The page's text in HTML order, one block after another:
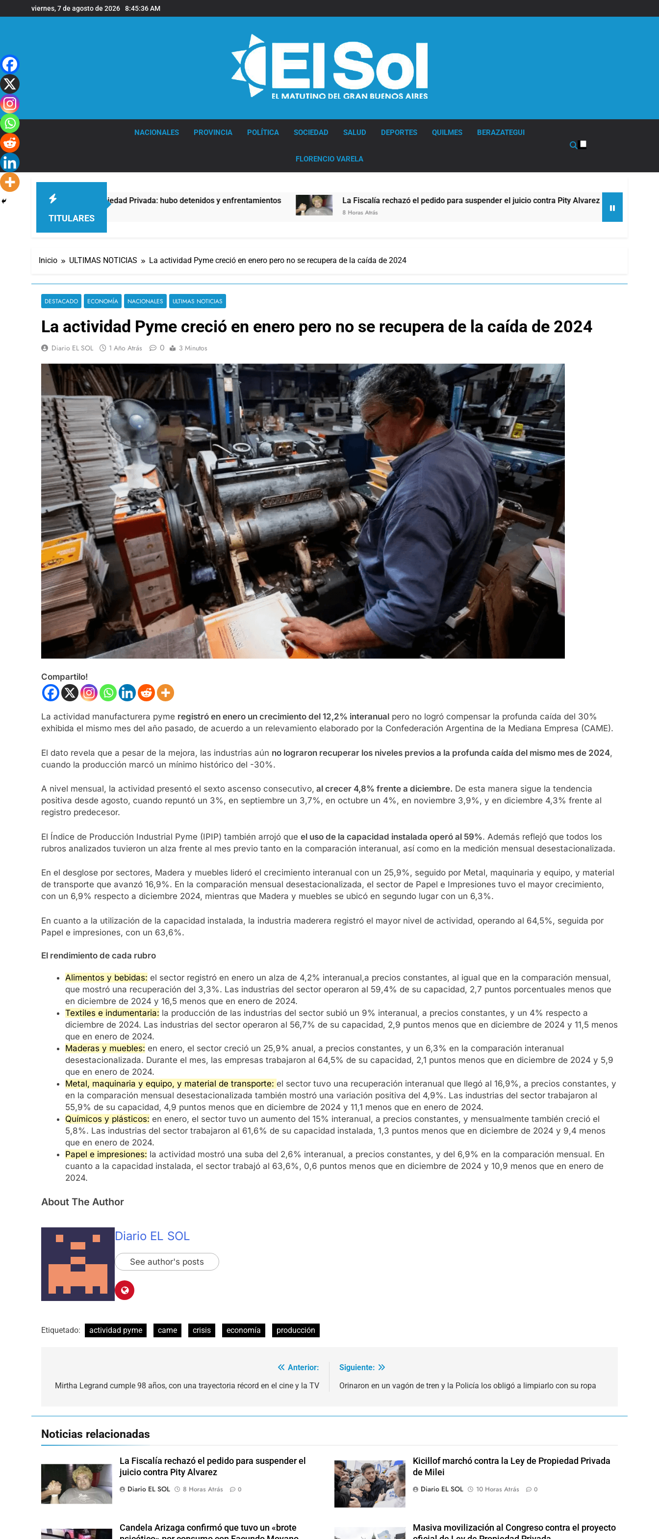
al
viernes, 7 de agosto de 2026 8:45:37 AM
NACIONALES PROVINCIA POLÍTICA SOCIEDAD SALUD DEPORTES QUILMES BERAZATEGUI
FLORENCIO VARELA
TITULARES
la Ley de Propiedad Privada: hubo detenidos y enfrentamientos La Fiscalía rechazó el pedido para suspender el juicio contra Pity Alvarez
8 Horas Atrás 9 Horas Atrás
Inicio ULTIMAS NOTICIAS La actividad Pyme creció en enero pero no se recupera de la caída de 2024
DESTACADO ECONOMÍA NACIONALES ULTIMAS NOTICIAS
La actividad Pyme creció en enero pero no se recupera de la caída de 2024
Diario EL SOL 1 Año Atrás 0 3 Minutos
Compartilo!
La actividad manufacturera pyme registró en enero un crecimiento del 12,2% interanual pero no logró compensar la profunda caída del 30%
exhibida el mismo mes del año pasado, de acuerdo a un relevamiento elaborado por la Confederación Argentina de la Mediana Empresa (CAME).
El dato revela que a pesar de la mejora, las industrias aún no lograron recuperar los niveles previos a la profunda caída del mismo mes de 2024,
cuando la producción marcó un mínimo histórico del -30%.
A nivel mensual, la actividad presentó el sexto ascenso consecutivo, al crecer 4,8% frente a diciembre. De esta manera sigue la tendencia
positiva desde agosto, cuando repuntó un 3%, en septiembre un 3,7%, en octubre un 4%, en noviembre 3,9%, y en diciembre 4,3% frente al
registro predecesor.
El Índice de Producción Industrial Pyme (IPIP) también arrojó que el uso de la capacidad instalada operó al 59%. Además reflejó que todos los
rubros analizados tuvieron un alza frente al mes previo tanto en la comparación interanual, así como en la medición mensual desestacionalizada.
En el desglose por sectores, Madera y muebles lideró el crecimiento interanual con un 25,9%, seguido por Metal, maquinaria y equipo, y material
de transporte que avanzó 16,9%. En la comparación mensual desestacionalizada, el sector de Papel e Impresiones tuvo el mayor crecimiento,
con un 6,9% respecto a diciembre 2024, mientras que Madera y muebles se ubicó en segundo lugar con un 6,3%.
En cuanto a la utilización de la capacidad instalada, la industria maderera registró el mayor nivel de actividad, operando al 64,5%, seguida por
Papel e impresiones, con un 63,6%.
El rendimiento de cada rubro
Alimentos y bebidas: el sector registró en enero un alza de 4,2% interanual,a precios constantes, al igual que en la comparación mensual,
que mostró una recuperación del 3,3%. Las industrias del sector operaron al 59,4% de su capacidad, 2,7 puntos porcentuales menos que
en diciembre de 2024 y 16,5 menos que en enero de 2024.
Textiles e indumentaria: la producción de las industrias del sector subió un 9% interanual, a precios constantes, y un 4% respecto a
diciembre de 2024. Las industrias del sector operaron al 56,7% de su capacidad, 2,9 puntos menos que en diciembre de 2024 y 11,5 menos
que en enero de 2024.
Maderas y muebles: en enero, el sector creció un 25,9% anual, a precios constantes, y un 6,3% en la comparación interanual
desestacionalizada. Durante el mes, las empresas trabajaron al 64,5% de su capacidad, 2,1 puntos menos que en diciembre de 2024 y 5,9
que en enero de 2024.
Metal, maquinaria y equipo, y material de transporte: el sector tuvo una recuperación interanual que llegó al 16,9%, a precios constantes, y
en la comparación mensual desestacionalizada también mostró una variación positiva del 4,9%. Las industrias del sector trabajaron al
55,9% de su capacidad, 4,9 puntos menos que en diciembre de 2024 y 11,1 menos que en enero de 2024.
Químicos y plásticos: en enero, el sector tuvo un aumento del 15% interanual, a precios constantes, y mensualmente también creció el
5,8%. Las industrias del sector trabajaron al 61,6% de su capacidad instalada, 1,3 puntos menos que en diciembre de 2024 y 9,4 menos
que en enero de 2024.
Papel e impresiones: la actividad mostró una suba del 2,6% interanual, a precios constantes, y del 6,9% en la comparación mensual. En
cuanto a la capacidad instalada, el sector trabajó al 63,6%, 0,6 puntos menos que en diciembre de 2024 y 10,9 menos que en enero de
2024.
About The Author
Diario EL SOL
See author's posts
Etiquetado: actividad pyme came crisis economía producción
de
Anterior:
Mirtha Legrand cumple 98 años, con una trayectoria récord en el cine y la TV
Siguiente:
Orinaron en un vagón de tren y la Policía los obligó a limpiarlo con su ropa
Noticias relacionadas
La Fiscalía rechazó el pedido para suspender el
juicio contra Pity Alvarez
Diario EL SOL
8 Horas Atrás 0
Kicillof marchó contra la Ley de Propiedad Privada
de Milei
Diario EL SOL
10 Horas Atrás 0
Candela Arizaga confirmó que tuvo un «brote
Masiva movilización al Congreso contra el proyecto